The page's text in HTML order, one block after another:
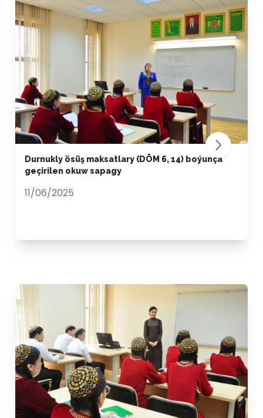
Durnukly ösüş maksatlary (DÖM 6, 14) boýunça
geçirilen okuw sapagy
11/06/2025